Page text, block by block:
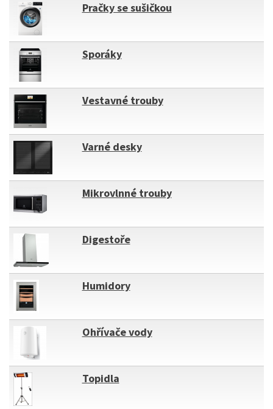
Pračky se sušičkou
Sporáky
Vestavné trouby
Varné desky
Mikrovlnné trouby
Digestoře
Humidory
Ohřívače vody
Topidla